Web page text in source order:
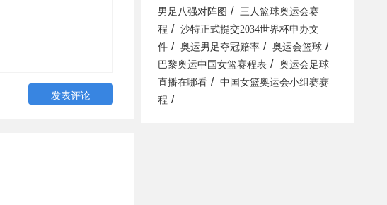
男足八强对阵图 /
三人篮球奥运会赛
程 /
沙特正式提交2034世界杯申办文
件 / 奥运男足夺冠赔率 / 奥运会篮球 /
巴黎奥运中国女篮赛程表 /
奥运会足球
直播在哪看 /
中国女篮奥运会小组赛赛
程 /